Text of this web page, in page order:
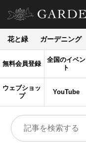
花と緑 ガーデニング
無料会員登録
全国のイベン
ト
ウェブショッ
プ
YouTube